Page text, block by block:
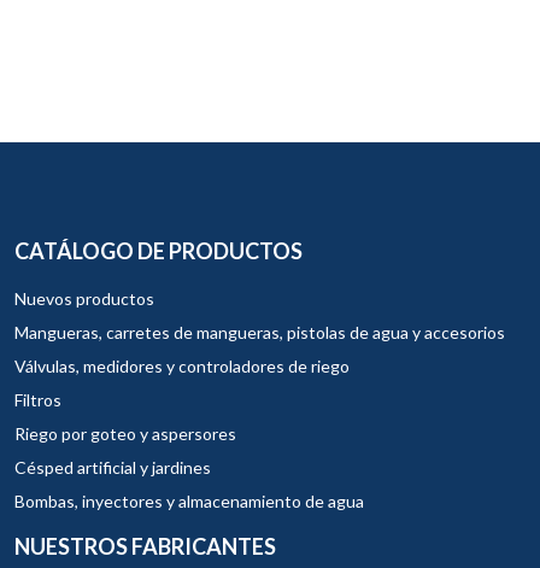
CATÁLOGO DE PRODUCTOS
Nuevos productos
Mangueras, carretes de mangueras, pistolas de agua y accesorios
Válvulas, medidores y controladores de riego
Filtros
Riego por goteo y aspersores
Césped artificial y jardines
Bombas, inyectores y almacenamiento de agua
NUESTROS FABRICANTES